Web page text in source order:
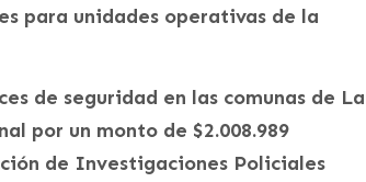
para unidades operativas de la
de seguridad en las comunas de La
por un monto de $2.008.989
de Investigaciones Policiales